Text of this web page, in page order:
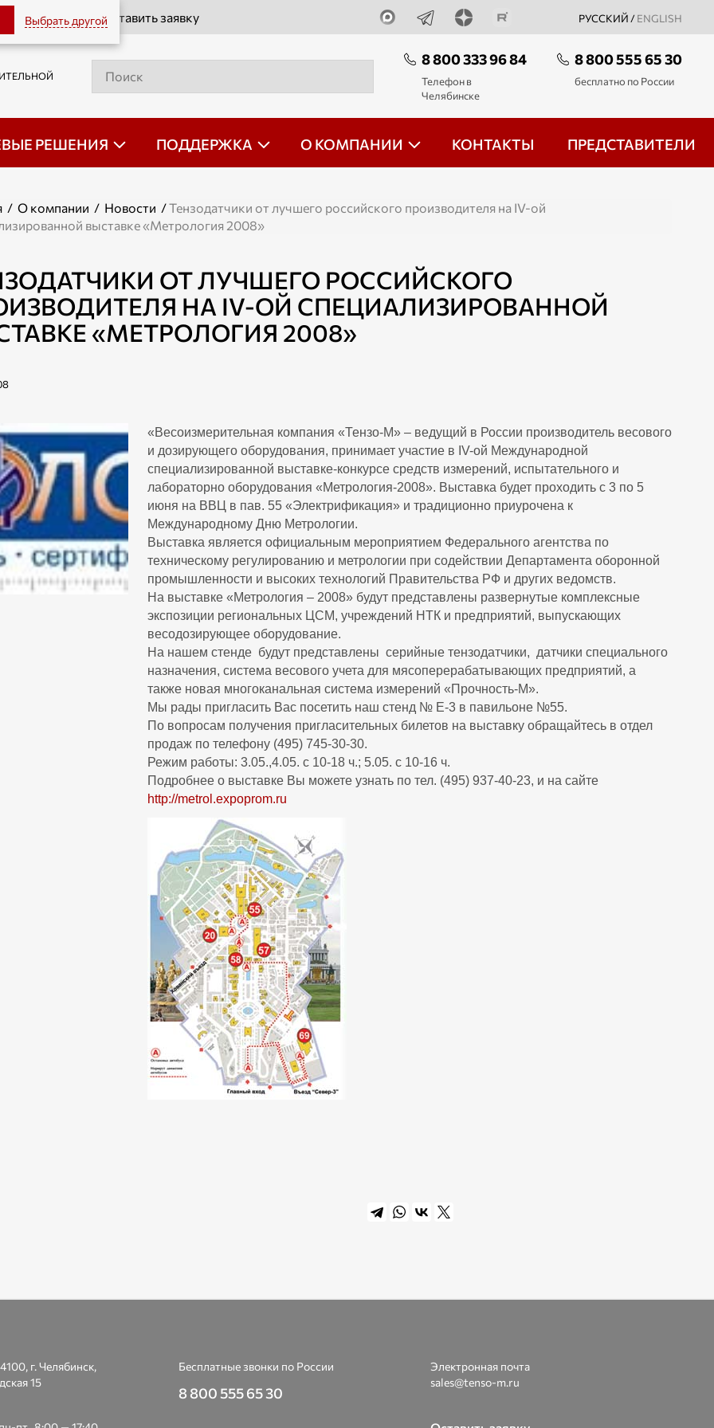
Выбрать другой РУССКИЙ / ENGLISH
Оставить заявку
8 800 333 96 84
Телефон в
Челябинске
8 800 555 65 30
бесплатно по России
РЕШЕНИЯ ПОДДЕРЖКА О КОМПАНИИ КОНТАКТЫ ПРЕДСТАВИТЕЛИ
/ О компании / Новости /Тензодатчики от лучшего российского производителя на IV-ой
выставке «Метрология 2008»
ОТ ЛУЧШЕГО РОССИЙСКОГО
НА IV-ОЙ СПЕЦИАЛИЗИРОВАННОЙ
«МЕТРОЛОГИЯ 2008»
«Весоизмерительная компания «Тензо-М» – ведущий в России производитель весового
и дозирующего оборудования, принимает участие в IV-ой Международной
специализированной выставке-конкурсе средств измерений, испытательного и
лабораторно оборудования «Метрология-2008». Выставка будет проходить с 3 по 5
июня на ВВЦ в пав. 55 «Электрификация» и традиционно приурочена к
Международному Дню Метрологии.
Выставка является официальным мероприятием Федерального агентства по
техническому регулированию и метрологии при содействии Департамента оборонной
промышленности и высоких технологий Правительства РФ и других ведомств.
На выставке «Метрология – 2008» будут представлены развернутые комплексные
экспозиции региональных ЦСМ, учреждений НТК и предприятий, выпускающих
весодозирующее оборудование.
На нашем стенде будут представлены серийные тензодатчики, датчики специального
назначения, система весового учета для мясоперерабатывающих предприятий, а
также новая многоканальная система измерений «Прочность-М».
Мы рады пригласить Вас посетить наш стенд № E-3 в павильоне №55.
По вопросам получения пригласительных билетов на выставку обращайтесь в отдел
продаж по телефону (495) 745-30-30.
Режим работы: 3.05.,4.05. с 10-18 ч.; 5.05. с 10-16 ч.
Подробнее о выставке Вы можете узнать по тел. (495) 937-40-23, и на сайте
http://metrol.expoprom.ru
г. Челябинск,
15
Бесплатные звонки по России
8 800 555 65 30
Электронная почта
sales@tenso-m.ru